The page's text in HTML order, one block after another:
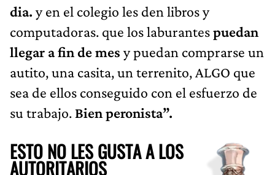
dia. y en el colegio les den libros y
computadoras. que los laburantespuedan
llegar a fin de mes y puedan comprarse un
autito, una casita, un terrenito, ALGO que
sea de ellos conseguido con el esfuerzo de
su trabajo. Bien peronista”.
ESTO NO LES GUSTA A LOS
AUTORITARIOS